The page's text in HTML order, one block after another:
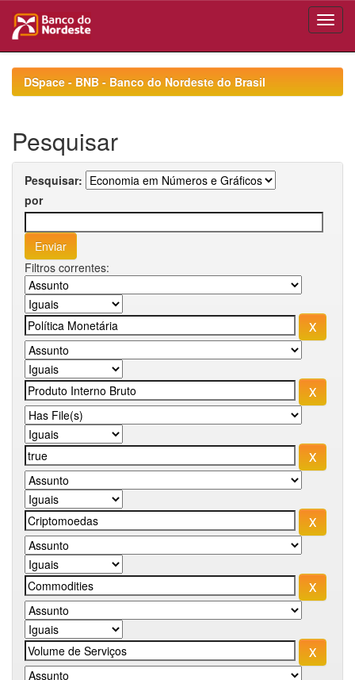
navigationDSpace - BNB - Banco do Nordeste do Brasil
Pesquisar
Pesquisar:
por
Filtros correntes: